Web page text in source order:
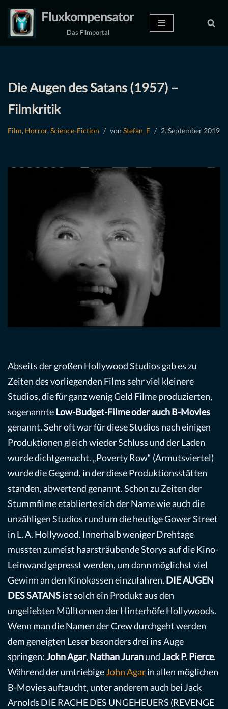
Zum
Inhalt
Fluxkompensator
Das Filmportal
Die Augen des Satans (1957) –
Filmkritik
Film, Horror, Science-Fiction von Stefan_F 2. September 2019
Abseits der großen Hollywood Studios gab es zu
Zeiten des vorliegenden Films sehr viel kleinere
Studios, die für ganz wenig Geld Filme produzierten,
sogenannteLow-Budget-Filme oder auch B-Movies
genannt. Sehr oft war für diese Studios nach einigen
Produktionen gleich wieder Schluss und der Laden
wurde dichtgemacht. „Poverty Row“ (Armutsviertel)
wurde die Gegend, in der diese Produktionsstätten
standen, abwertend genannt. Schon zu Zeiten der
Stummfilme etablierte sich der Name wie auch die
unzähligen Studios rund um die heutige Gower Street
in L. A. Hollywood. Innerhalb weniger Drehtage
mussten zumeist haarsträubende Storys auf die Kino-
Leinwand gepresst werden, um dann möglichst viel
Gewinn an den Kinokassen einzufahren. DIE AUGEN
DES SATANSist solch ein Produkt aus den
ungeliebten Mülltonnen der Hinterhöfe Hollywoods.
Wenn man die Namen der Crew durchgeht werden
dem geneigten Leser besonders drei ins Auge
springen:John Agar, Nathan JuranundJack P. Pierce.
Während der umtriebigeJohn Agarin allen möglichen
B-Movies auftaucht, unter anderem auch bei Jack
Arnolds DIE RACHE DES UNGEHEUERS (REVENGE